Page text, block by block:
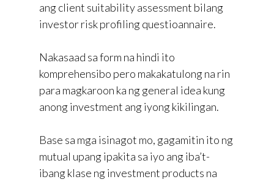
ang client suitability assessment bilang
investor risk profiling questioannaire.
Nakasaad sa form na hindi ito
komprehensibo pero makakatulong na rin
para magkaroon ka ng general idea kung
anong investment ang iyong kikilingan.
Base sa mga isinagot mo, gagamitin ito ng
mutual upang ipakita sa iyo ang iba’t-
ibang klase ng investment products na